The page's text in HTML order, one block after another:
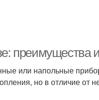
преимущества
или напольные
но в отличие от